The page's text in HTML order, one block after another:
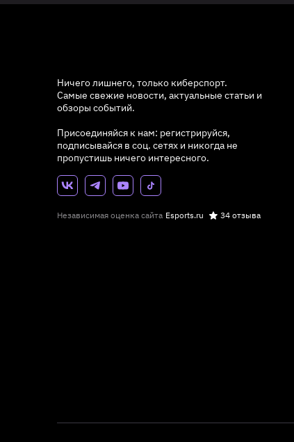
Ничего лишнего, только киберспорт.
Самые свежие новости, актуальные статьи и
обзоры событий.
Присоединяйся к нам: регистрируйся,
подписывайся в соц. сетях и никогда не
пропустишь ничего интересного.
Независимая оценка сайта Esports.ru 34 отзыва